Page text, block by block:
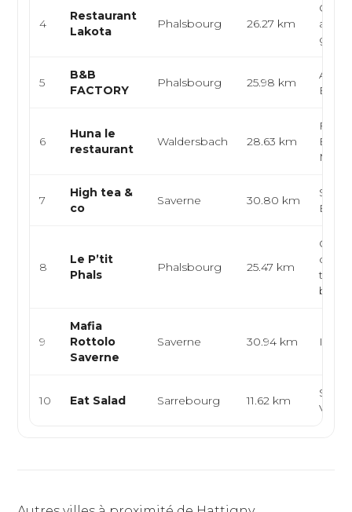
4
Restaurant
Lakota
Phalsbourg 26.27 km
5
B&B
FACTORY
Phalsbourg 25.98 km
6
Huna le
restaurant
Waldersbach 28.63 km
7
High tea &
co
Saverne 30.80 km
8
Le P’tit
Phals
Phalsbourg 25.47 km
9
Mafia
Rottolo
Saverne
Saverne 30.94 km
10 Eat Salad Sarrebourg 11.62 km